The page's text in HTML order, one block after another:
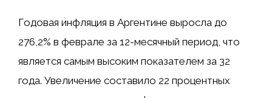
Годовая инфляция в Аргентине выросла до
276,2% в феврале за 12-месячный период, что
является самым высоким показателем за 32
года. Увеличение составило 22 процентных